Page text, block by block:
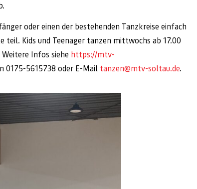
oder einen der bestehenden Tanzkreise einfach
teil. Kids und Teenager tanzen mittwochs ab 17.00
Infos siehe https://mtv-
0175-5615738 oder E-Mail tanzen@mtv-soltau.de.